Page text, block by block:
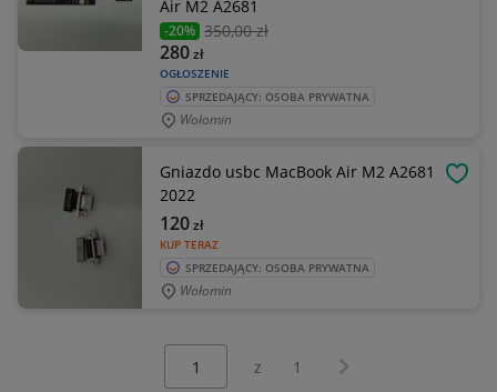
Air M2 A2681
-20% 350,00 zł
OGŁOSZENIE
280zł
SPRZEDAJĄCY: OSOBA PRYWATNA
Wołomin
Gniazdo usbc MacBook Air M2 A2681
2022
KUP TERAZ
120zł
SPRZEDAJĄCY: OSOBA PRYWATNA
Wołomin
z 1 Następna strona